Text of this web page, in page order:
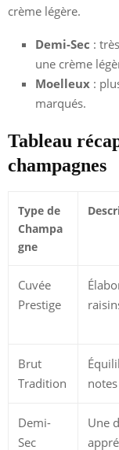
crème légère.
Demi-Sec :
une crème
Moelleux :
marqués.
Tableau
champagnes
Type de
Champa
gne
Cuvée
Prestige
Brut
Tradition
Demi-
Sec
Une